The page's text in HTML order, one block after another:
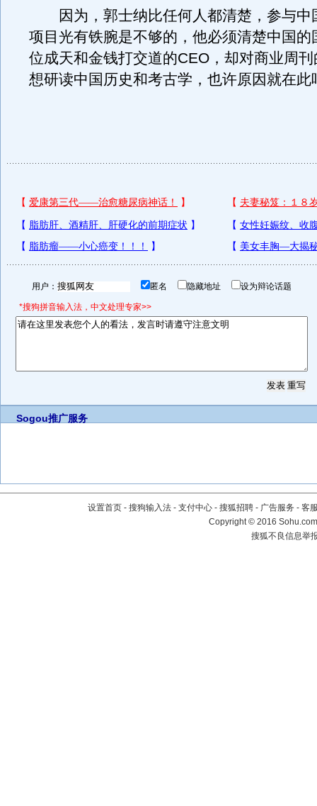
因为，郭士纳比任何人都清楚，参与中
项目光有铁腕是不够的，他必须清楚中国的
位成天和金钱打交道的CEO，却对商业周
想研读中国历史和考古学，也许原因就在此
用户： 匿名 隐藏地址 设为辩论话题
*搜狗拼音输入法，中文处理专家>>
Sogou推广服务
设置首页 - 搜狗输入法 - 支付中心 - 搜狐招聘 - 广告服务 - 客
Copyright©2016
搜狐不良信息举